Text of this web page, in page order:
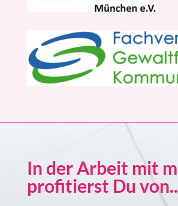
In der Arbeit mit
profitierst Du